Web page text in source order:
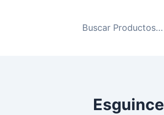
Buscar Productos...
Esguince